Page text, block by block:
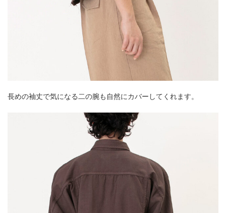
長めの袖丈で気になる二の腕も自然にカバーしてくれます。